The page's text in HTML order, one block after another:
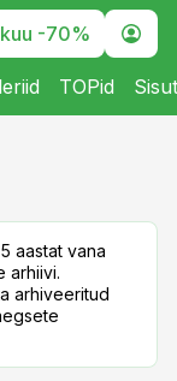
-70%
TOPid
aastat vana
arhiivi.
arhiveeritud